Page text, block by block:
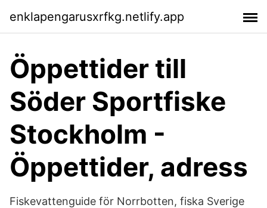
enklapengarusxrfkg.netlify.app
Öppettider till
Söder Sportfiske
Stockholm -
Öppettider, adress
Fiskevattenguide för Norrbotten, fiska Sverige